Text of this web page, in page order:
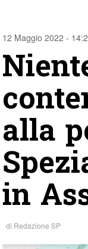
12 Maggio 2022 -
alla
in
di Redazione SP